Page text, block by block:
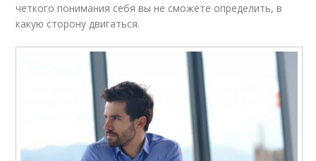
четкого понимания себя вы не сможете определить, в
какую сторону двигаться.